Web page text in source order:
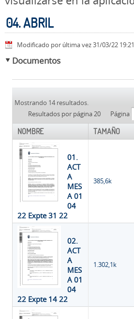
04. ABRIL
Modificado por última vez 31/03/22 19:21
Documentos
Mostrando 14 resultados.
Resultados por página 20
Página
NOMBRE TAMAÑO
01.
ACT
A
MES
A 01
04
22 Expte 31 22
385,6k
02.
ACT
A
MES
A 01
04
22 Expte 14 22
1.302,1k